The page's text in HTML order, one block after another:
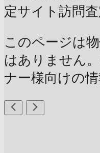
定サイト訪問
このページは
はありません
ナー様向けの